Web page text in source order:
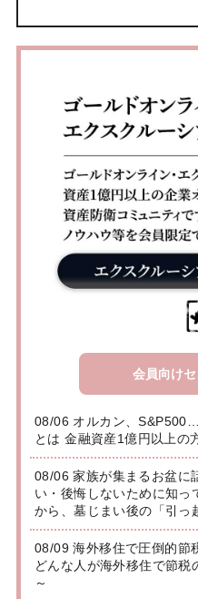
会員向け
08/06 オルカン、
とは 金融資産1億円以上の
08/06 家族が集まるお盆に
い・後悔しないために知っ
から、墓じまい後の「引っ
08/09 海外移住で圧倒的節
どんな人が海外移住で節
～